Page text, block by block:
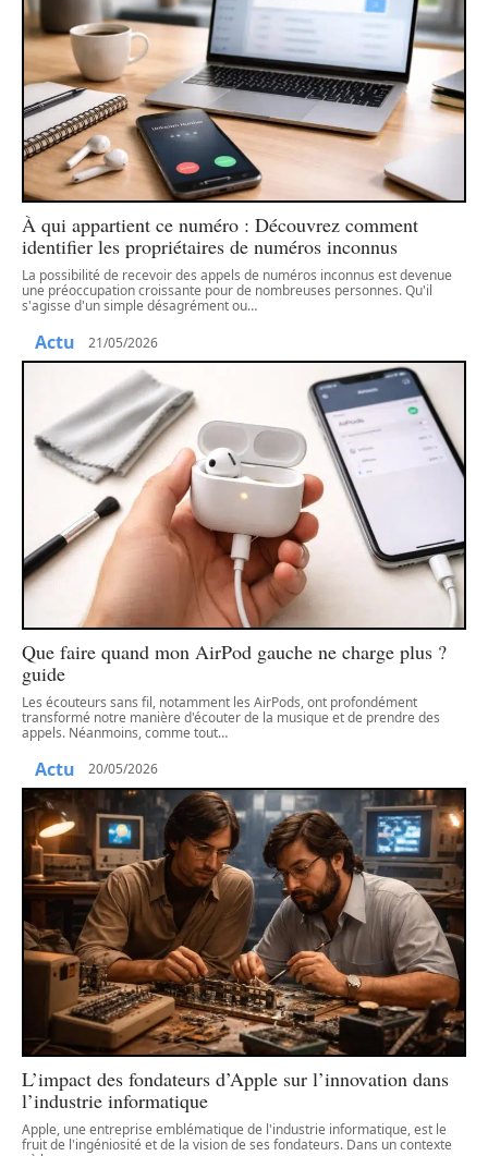
À qui appartient ce numéro : Découvrez comment
identifier les propriétaires de numéros inconnus
La possibilité de recevoir des appels de numéros inconnus est devenue
une préoccupation croissante pour de nombreuses personnes. Qu'il
s'agisse d'un simple désagrément ou…
Actu 21/05/2026
Que faire quand mon AirPod gauche ne charge plus ?
guide
Les écouteurs sans fil, notamment les AirPods, ont profondément
transformé notre manière d'écouter de la musique et de prendre des
appels. Néanmoins, comme tout…
Actu 20/05/2026
L’impact des fondateurs d’Apple sur l’innovation dans
l’industrie informatique
Apple, une entreprise emblématique de l'industrie informatique, est le
fruit de l'ingéniosité et de la vision de ses fondateurs. Dans un contexte